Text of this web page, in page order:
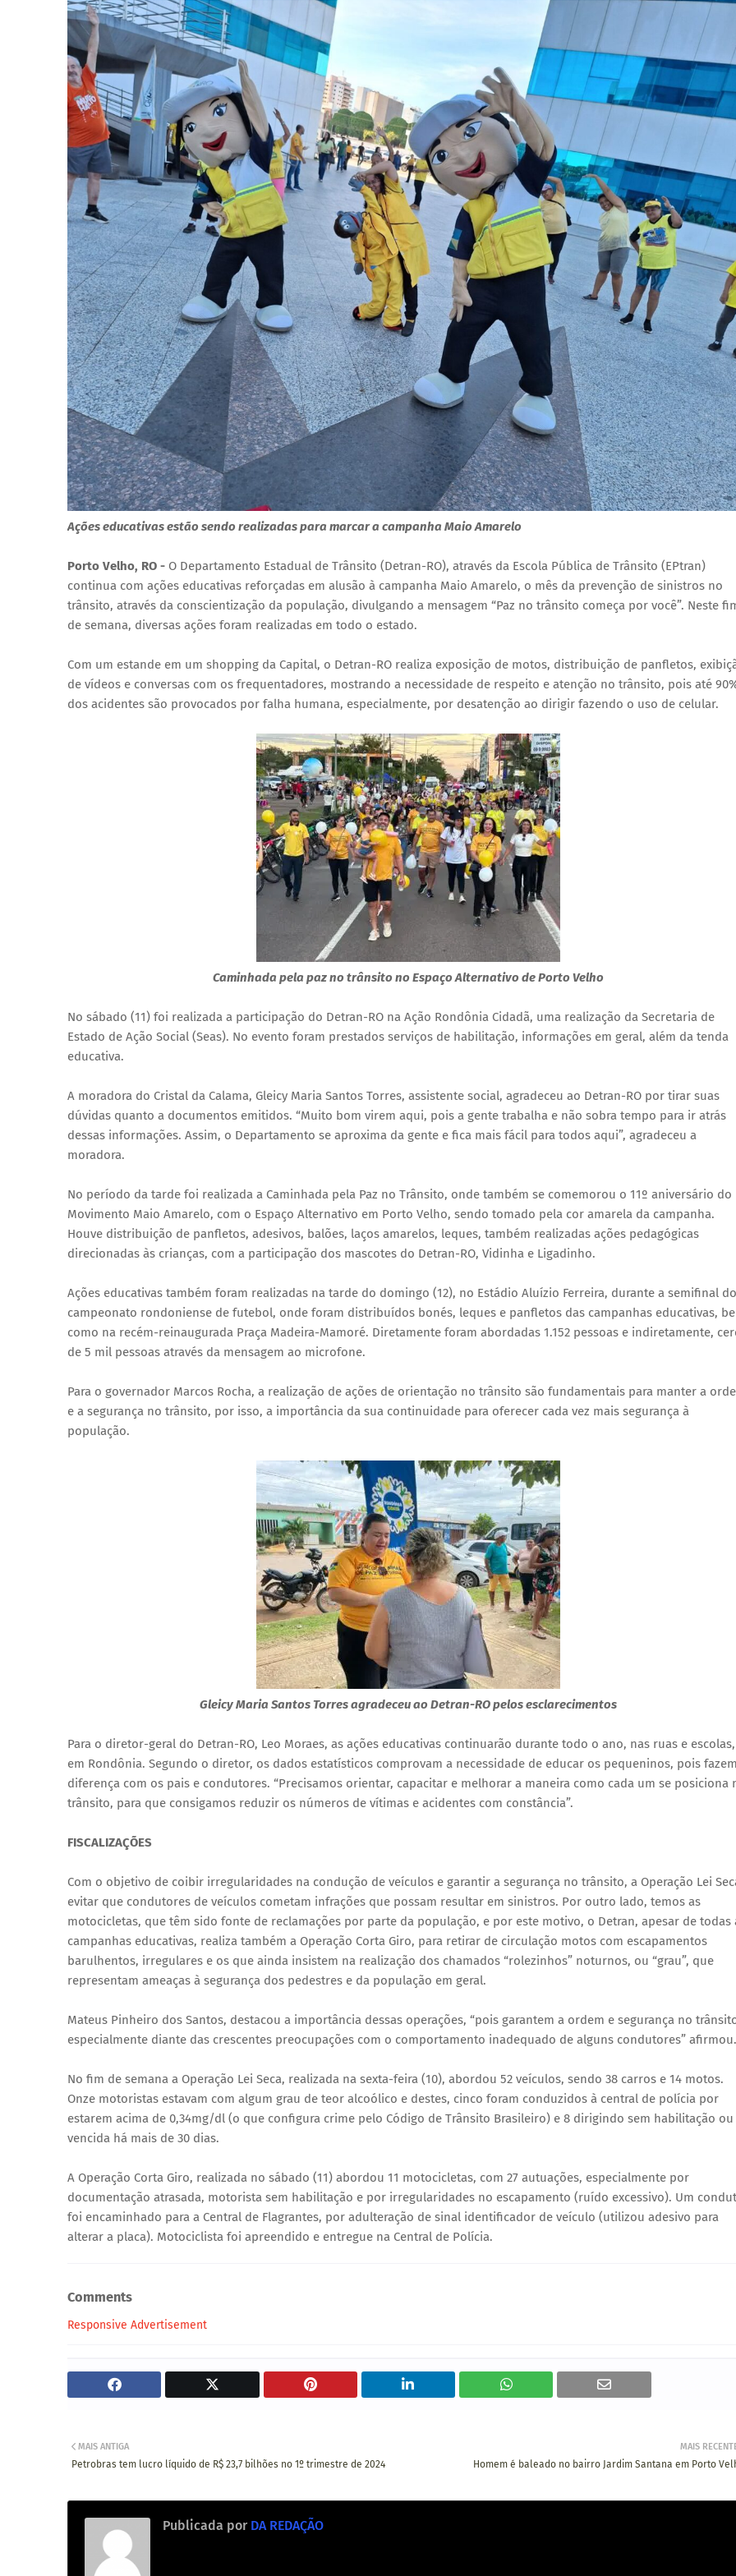
Ações educativas estão sendo realizadas para marcar a campanha Maio Amarelo
Porto Velho, RO - O Departamento Estadual de Trânsito (Detran-RO), através da Escola Pública de Trânsito (EPtran)
continua com ações educativas reforçadas em alusão à campanha Maio Amarelo, o mês da prevenção de sinistros no
trânsito, através da conscientização da população, divulgando a mensagem “Paz no trânsito começa por você”. Neste
de semana, diversas ações foram realizadas em todo o estado.
Com um estande em um shopping da Capital, o Detran-RO realiza exposição de motos, distribuição de panfletos,
de vídeos e conversas com os frequentadores, mostrando a necessidade de respeito e atenção no trânsito, pois até
dos acidentes são provocados por falha humana, especialmente, por desatenção ao dirigir fazendo o uso de celular.
Caminhada pela paz no trânsito no Espaço Alternativo de Porto Velho
No sábado (11) foi realizada a participação do Detran-RO na Ação Rondônia Cidadã, uma realização da Secretaria de
Estado de Ação Social (Seas). No evento foram prestados serviços de habilitação, informações em geral, além da tenda
educativa.
A moradora do Cristal da Calama, Gleicy Maria Santos Torres, assistente social, agradeceu ao Detran-RO por tirar suas
dúvidas quanto a documentos emitidos. “Muito bom virem aqui, pois a gente trabalha e não sobra tempo para ir atrás
dessas informações. Assim, o Departamento se aproxima da gente e fica mais fácil para todos aqui”, agradeceu a
moradora.
No período da tarde foi realizada a Caminhada pela Paz no Trânsito, onde também se comemorou o 11º aniversário do
Movimento Maio Amarelo, com o Espaço Alternativo em Porto Velho, sendo tomado pela cor amarela da campanha.
Houve distribuição de panfletos, adesivos, balões, laços amarelos, leques, também realizadas ações pedagógicas
direcionadas às crianças, com a participação dos mascotes do Detran-RO, Vidinha e Ligadinho.
Ações educativas também foram realizadas na tarde do domingo (12), no Estádio Aluízio Ferreira, durante a semifinal do
campeonato rondoniense de futebol, onde foram distribuídos bonés, leques e panfletos das campanhas educativas,
como na recém-reinaugurada Praça Madeira-Mamoré. Diretamente foram abordadas 1.152 pessoas e indiretamente,
de 5 mil pessoas através da mensagem ao microfone.
Para o governador Marcos Rocha, a realização de ações de orientação no trânsito são fundamentais para manter a
e a segurança no trânsito, por isso, a importância da sua continuidade para oferecer cada vez mais segurança à
população.
Gleicy Maria Santos Torres agradeceu ao Detran-RO pelos esclarecimentos
Para o diretor-geral do Detran-RO, Leo Moraes, as ações educativas continuarão durante todo o ano, nas ruas e escolas,
em Rondônia. Segundo o diretor, os dados estatísticos comprovam a necessidade de educar os pequeninos, pois
diferença com os pais e condutores. “Precisamos orientar, capacitar e melhorar a maneira como cada um se posiciona
trânsito, para que consigamos reduzir os números de vítimas e acidentes com constância”.
FISCALIZAÇÕES
Com o objetivo de coibir irregularidades na condução de veículos e garantir a segurança no trânsito, a Operação Lei
evitar que condutores de veículos cometam infrações que possam resultar em sinistros. Por outro lado, temos as
motocicletas, que têm sido fonte de reclamações por parte da população, e por este motivo, o Detran, apesar de todas
campanhas educativas, realiza também a Operação Corta Giro, para retirar de circulação motos com escapamentos
barulhentos, irregulares e os que ainda insistem na realização dos chamados “rolezinhos” noturnos, ou “grau”, que
representam ameaças à segurança dos pedestres e da população em geral.
Mateus Pinheiro dos Santos, destacou a importância dessas operações, “pois garantem a ordem e segurança no
especialmente diante das crescentes preocupações com o comportamento inadequado de alguns condutores” afirmou.
No fim de semana a Operação Lei Seca, realizada na sexta-feira (10), abordou 52 veículos, sendo 38 carros e 14 motos.
Onze motoristas estavam com algum grau de teor alcoólico e destes, cinco foram conduzidos à central de polícia por
estarem acima de 0,34mg/dl (o que configura crime pelo Código de Trânsito Brasileiro) e 8 dirigindo sem habilitação ou
vencida há mais de 30 dias.
A Operação Corta Giro, realizada no sábado (11) abordou 11 motocicletas, com 27 autuações, especialmente por
documentação atrasada, motorista sem habilitação e por irregularidades no escapamento (ruído excessivo). Um
foi encaminhado para a Central de Flagrantes, por adulteração de sinal identificador de veículo (utilizou adesivo para
alterar a placa). Motociclista foi apreendido e entregue na Central de Polícia.
Comments
Responsive Advertisement
MAIS
Homem é baleado no bairro Jardim Santana em Porto
MAIS ANTIGA
Petrobras tem lucro líquido de R$ 23,7 bilhões no 1º trimestre de 2024
Publicada por DA REDAÇÃO